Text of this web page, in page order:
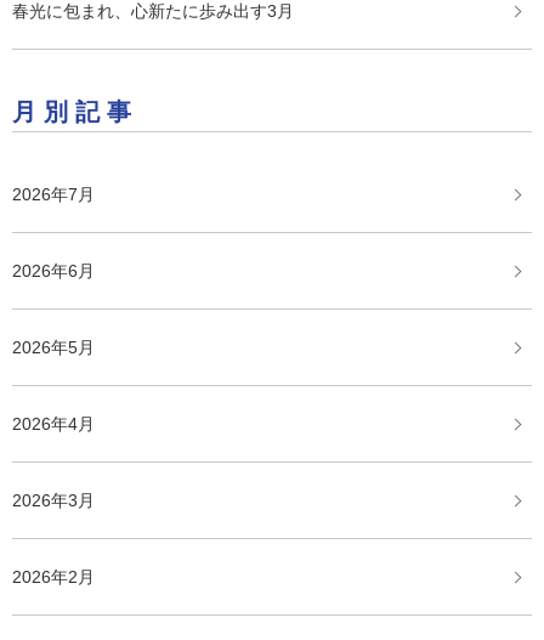
春光に包まれ、心新たに歩み出す3月
月別記事
2026年7月
2026年6月
2026年5月
2026年4月
2026年3月
2026年2月